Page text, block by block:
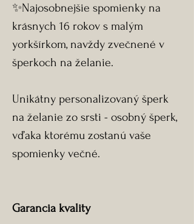
✨Najosobnejšie spomienky na
krásnych 16 rokov s malým
yorkšírkom, navždy zvečnené v
šperkoch na želanie.
Unikátny personalizovaný šperk
na želanie zo srsti - osobný šperk,
vďaka ktorému zostanú vaše
spomienky večné.
Garancia kvality